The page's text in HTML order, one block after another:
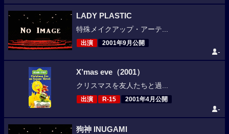
LADY PLASTIC
特殊メイクアップ・アーテ...
出演 2001年9月公開
-
X’mas eve（2001）
クリスマスを友人たちと過...
出演 R-15 2001年4月公開
-
狗神 INUGAMI